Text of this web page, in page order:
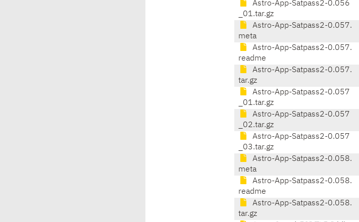
Astro-App-Satpass2-0.056
_01.tar.gz
Astro-App-Satpass2-0.057.
meta
Astro-App-Satpass2-0.057.
readme
Astro-App-Satpass2-0.057.
tar.gz
Astro-App-Satpass2-0.057
_01.tar.gz
Astro-App-Satpass2-0.057
_02.tar.gz
Astro-App-Satpass2-0.057
_03.tar.gz
Astro-App-Satpass2-0.058.
meta
Astro-App-Satpass2-0.058.
readme
Astro-App-Satpass2-0.058.
tar.gz